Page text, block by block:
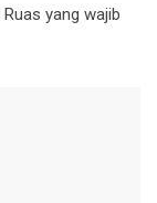
Ruas yang wajib